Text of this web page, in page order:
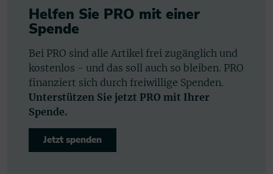
Helfen Sie PRO mit einer
Spende
Bei PRO sind alle Artikel frei zugänglich und
kostenlos - und das soll auch so bleiben. PRO
finanziert sich durch freiwillige Spenden.
Unterstützen Sie jetzt PRO mit Ihrer
Spende.
Jetzt spenden